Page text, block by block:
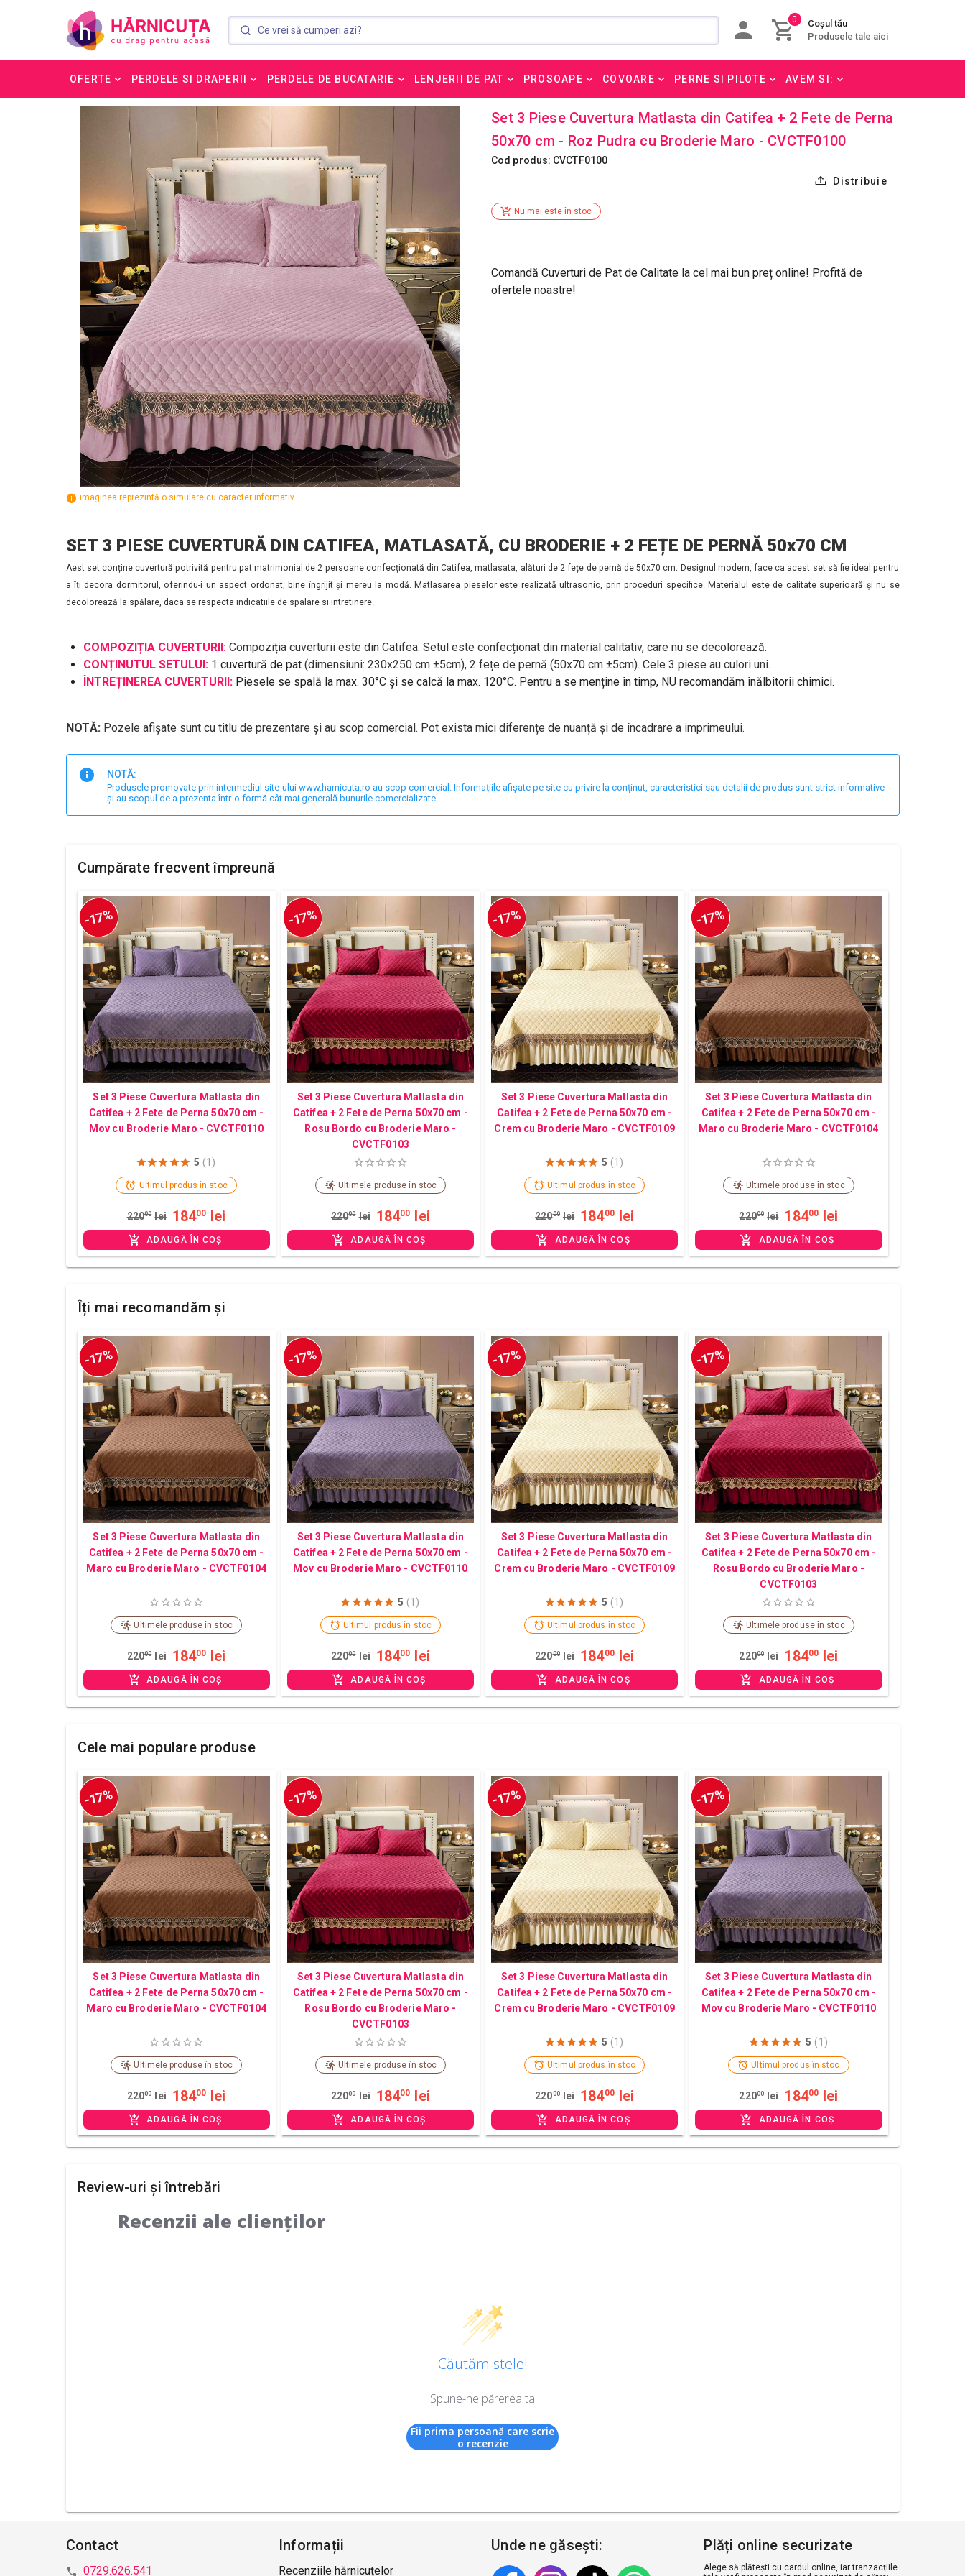
0
Coșul tău
Produsele tale aici
OFERTE PERDELE SI DRAPERII PERDELE DE BUCATARIE LENJERII DE PAT PROSOAPE COVOARE PERNE SI PILOTE AVEM SI:
imaginea reprezintă o simulare cu caracter informativ.
Set 3 Piese Cuvertura Matlasta din Catifea + 2 Fete de Perna
50x70 cm - Roz Pudra cu Broderie Maro - CVCTF0100
Cod produs: CVCTF0100
Distribuie
Nu mai este în stoc
Comandă Cuverturi de Pat de Calitate la cel mai bun preț online! Profită de
ofertele noastre!
SET 3 PIESE CUVERTURĂ DIN CATIFEA, MATLASATĂ, CU BRODERIE + 2 FEȚE DE PERNĂ 50x70 CM
Aest set conține cuvertură potrivită pentru pat matrimonial de 2 persoane confecționată din Catifea, matlasata, alături de 2 fețe de pernă de 50x70 cm. Designul modern, face ca acest set să fie ideal pentru
a îți decora dormitorul, oferindu-i un aspect ordonat, bine îngrijit și mereu la modă. Matlasarea pieselor este realizată ultrasonic, prin proceduri specifice. Materialul este de calitate superioară și nu se
decolorează la spălare, daca se respecta indicatiile de spalare si intretinere.
COMPOZIȚIA CUVERTURII: Compoziția cuverturii este din Catifea. Setul este confecționat din material calitativ, care nu se decolorează.
CONȚINUTUL SETULUI:1 cuvertură de pat(dimensiuni: 230x250 cm ±5cm),2 fețe de pernă (50x70 cm ±5cm). Cele 3 piese au culori uni.
ÎNTREȚINEREA CUVERTURII: Piesele se spală la max. 30°C și se calcă la max. 120°C. Pentru a se menține în timp, NU recomandăm înălbitorii chimici.
NOTĂ: Pozele afișate sunt cu titlu de prezentare și au scop comercial. Pot exista mici diferențe de nuanță și de încadrare a imprimeului.
NOTĂ:
Produsele promovate prin intermediul site-ului www.harnicuta.ro au scop comercial. Informațiile afișate pe site cu privire la conținut, caracteristici sau detalii de produs sunt strict informative
și au scopul de a prezenta într-o formă cât mai generală bunurile comercializate.
Cumpărate frecvent împreună
-17%
Set 3 Piese Cuvertura Matlasta din
Catifea + 2 Fete de Perna 50x70 cm -
Mov cu Broderie Maro - CVCTF0110
5 (1)
Ultimul produs în stoc
22000 lei 18400 lei
ADAUGĂ ÎN COȘ
-17%
Set 3 Piese Cuvertura Matlasta din
Catifea + 2 Fete de Perna 50x70 cm -
Rosu Bordo cu Broderie Maro -
CVCTF0103
Ultimele produse în stoc
22000 lei 18400 lei
ADAUGĂ ÎN COȘ
-17%
Set 3 Piese Cuvertura Matlasta din
Catifea + 2 Fete de Perna 50x70 cm -
Crem cu Broderie Maro - CVCTF0109
5 (1)
Ultimul produs în stoc
22000 lei 18400 lei
ADAUGĂ ÎN COȘ
-17%
Set 3 Piese Cuvertura Matlasta din
Catifea + 2 Fete de Perna 50x70 cm -
Maro cu Broderie Maro - CVCTF0104
Ultimele produse în stoc
22000 lei 18400 lei
ADAUGĂ ÎN COȘ
Îți mai recomandăm și
-17%
Set 3 Piese Cuvertura Matlasta din
Catifea + 2 Fete de Perna 50x70 cm -
Maro cu Broderie Maro - CVCTF0104
Ultimele produse în stoc
22000 lei 18400 lei
ADAUGĂ ÎN COȘ
-17%
Set 3 Piese Cuvertura Matlasta din
Catifea + 2 Fete de Perna 50x70 cm -
Mov cu Broderie Maro - CVCTF0110
5 (1)
Ultimul produs în stoc
22000 lei 18400 lei
ADAUGĂ ÎN COȘ
-17%
Set 3 Piese Cuvertura Matlasta din
Catifea + 2 Fete de Perna 50x70 cm -
Crem cu Broderie Maro - CVCTF0109
5 (1)
Ultimul produs în stoc
22000 lei 18400 lei
ADAUGĂ ÎN COȘ
-17%
Set 3 Piese Cuvertura Matlasta din
Catifea + 2 Fete de Perna 50x70 cm -
Rosu Bordo cu Broderie Maro -
CVCTF0103
Ultimele produse în stoc
22000 lei 18400 lei
ADAUGĂ ÎN COȘ
Cele mai populare produse
-17%
Set 3 Piese Cuvertura Matlasta din
Catifea + 2 Fete de Perna 50x70 cm -
Maro cu Broderie Maro - CVCTF0104
Ultimele produse în stoc
22000 lei 18400 lei
ADAUGĂ ÎN COȘ
-17%
Set 3 Piese Cuvertura Matlasta din
Catifea + 2 Fete de Perna 50x70 cm -
Rosu Bordo cu Broderie Maro -
CVCTF0103
Ultimele produse în stoc
22000 lei 18400 lei
ADAUGĂ ÎN COȘ
-17%
Set 3 Piese Cuvertura Matlasta din
Catifea + 2 Fete de Perna 50x70 cm -
Crem cu Broderie Maro - CVCTF0109
5 (1)
Ultimul produs în stoc
22000 lei 18400 lei
ADAUGĂ ÎN COȘ
-17%
Set 3 Piese Cuvertura Matlasta din
Catifea + 2 Fete de Perna 50x70 cm -
Mov cu Broderie Maro - CVCTF0110
5 (1)
Ultimul produs în stoc
22000 lei 18400 lei
ADAUGĂ ÎN COȘ
Review-uri și întrebări
Recenzii ale clienților
Căutăm stele!
Spune-ne părerea ta
Fii prima persoană care scrie
o recenzie
Contact
0729.626.541
Informații
Recenziile hărnicuțelor
Unde ne găsești: Plăți online securizate
Alege să plătești cu cardul online, iar tranzacțiile